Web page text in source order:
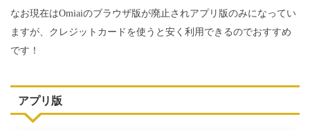
なお現在はOmiaiのブラウザ版が廃止されアプリ版のみになってい
ますが、クレジットカードを使うと安く利用できるのでおすすめ
です！
アプリ版